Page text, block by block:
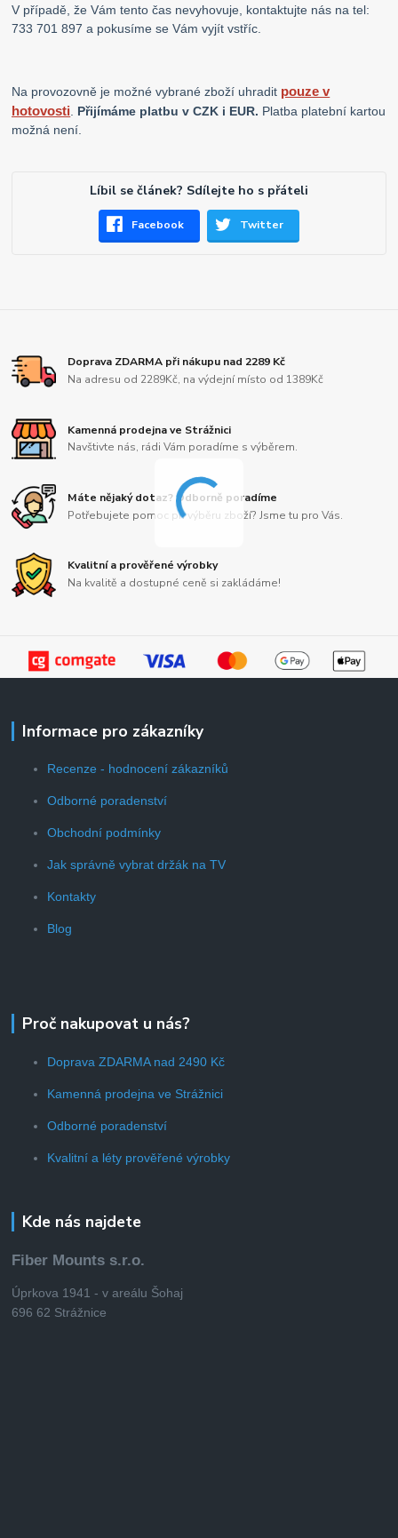
V případě, že Vám tento čas nevyhovuje, kontaktujte nás na tel:
733 701 897 a pokusíme se Vám vyjít vstříc.
Na provozovně je možné vybrané zboží uhradit pouze v
hotovosti Přijímáme platbu v CZK i EUR. Platba platební kartou
možná není.
Líbil se článek? Sdílejte ho s přáteli
Facebook Twitter
Doprava ZDARMA při nákupu nad 2289 Kč
Na adresu od 2289Kč, na výdejní místo od 1389Kč
Kamenná prodejna ve Strážnici
Navštivte nás, rádi Vám poradíme s výběrem.
Máte nějaký dotaz? Odborně poradíme
Potřebujete pomoc při výběru zboží? Jsme tu pro Vás.
Kvalitní a prověřené výrobky
Na kvalitě a dostupné ceně si zakládáme!
Informace pro zákazníky
Recenze - hodnocení zákazníků
Odborné poradenství
Obchodní podmínky
Jak správně vybrat držák na TV
Kontakty
Blog
Proč nakupovat u nás?
Doprava ZDARMA nad 2490 Kč
Kamenná prodejna ve Strážnici
Odborné poradenství
Kvalitní a léty prověřené výrobky
Kde nás najdete
Fiber Mounts s.r.o.
Úprkova 1941 - v areálu Šohaj
696 62 Strážnice